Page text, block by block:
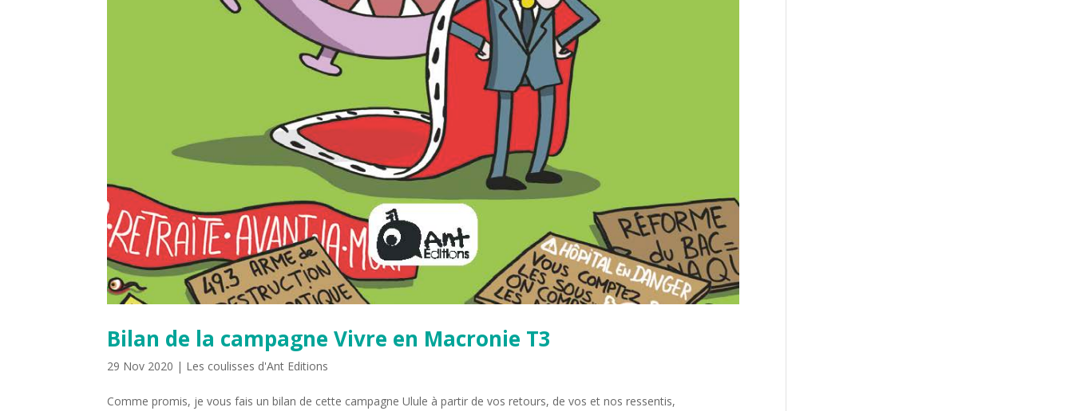
Bilan de la campagne Vivre en Macronie T3
29 Nov 2020 | Les coulisses d'Ant Editions
Comme promis, je vous fais un bilan de cette campagne Ulule à partir de vos retours, de vos et nos ressentis,